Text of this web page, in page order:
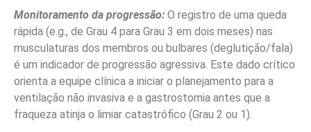
Monitoramento da progressão: O registro de uma queda
rápida (e.g., de Grau 4 para Grau 3 em dois meses) nas
musculaturas dos membros ou bulbares (deglutição/fala)
é um indicador de progressão agressiva. Este dado crítico
orienta a equipe clínica a iniciar o planejamento para a
ventilação não invasiva e a gastrostomia antes que a
fraqueza atinja o limiar catastrófico (Grau 2 ou 1).